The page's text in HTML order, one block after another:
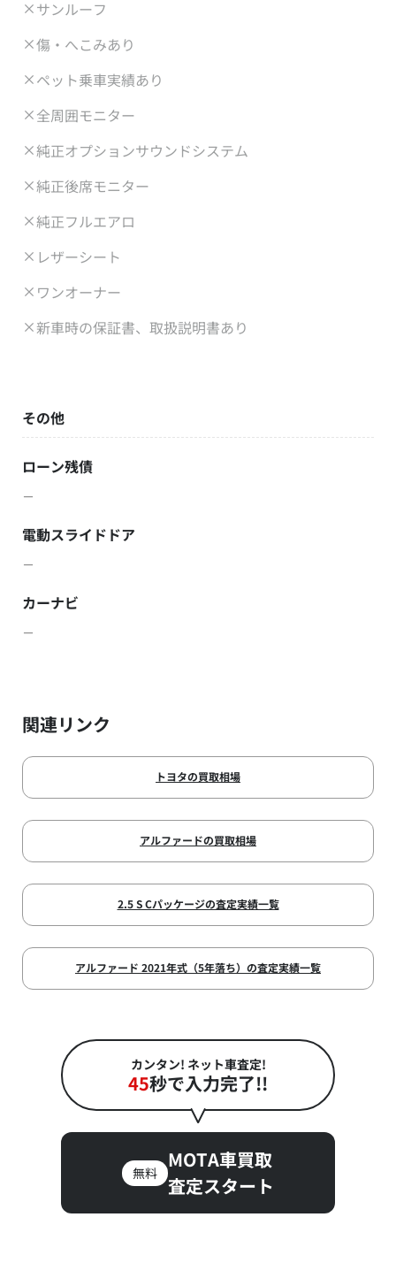
サンルーフ
傷・へこみあり
ペット乗車実績あり
全周囲モニター
純正オプションサウンドシステム
純正後席モニター
純正フルエアロ
レザーシート
ワンオーナー
新車時の保証書、取扱説明書あり
その他
ローン残債
－
電動スライドドア
－
カーナビ
－
関連リンク
トヨタの買取相場
アルファードの買取相場
2.5 S Cパッケージの査定実績一覧
アルファード 2021年式（5年落ち）の査定実績一覧
カンタン! ネット車査定!
45秒で入力完了!!
無料
MOTA車買取
査定スタート